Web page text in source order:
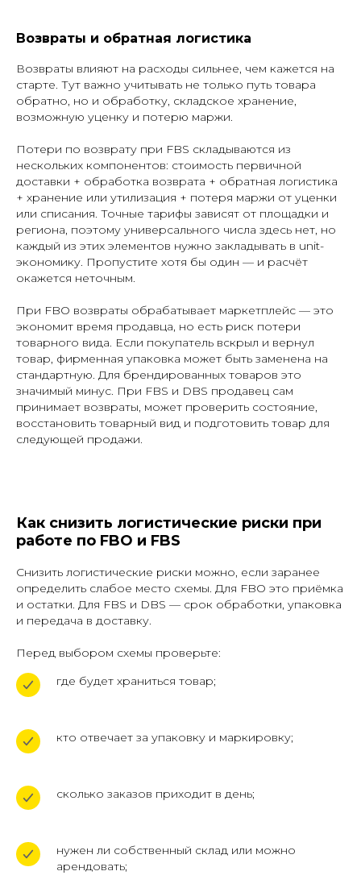
Возвраты и обратная логистика
Возвраты влияют на расходы сильнее, чем кажется на
старте. Тут важно учитывать не только путь товара
обратно, но и обработку, складское хранение,
возможную уценку и потерю маржи.
Потери по возврату при FBS складываются из
нескольких компонентов: стоимость первичной
доставки + обработка возврата + обратная логистика
+ хранение или утилизация + потеря маржи от уценки
или списания. Точные тарифы зависят от площадки и
региона, поэтому универсального числа здесь нет, но
каждый из этих элементов нужно закладывать в unit-
экономику. Пропустите хотя бы один — и расчёт
окажется неточным.
При FBO возвраты обрабатывает маркетплейс — это
экономит время продавца, но есть риск потери
товарного вида. Если покупатель вскрыл и вернул
товар, фирменная упаковка может быть заменена на
стандартную. Для брендированных товаров это
значимый минус. При FBS и DBS продавец сам
принимает возвраты, может проверить состояние,
восстановить товарный вид и подготовить товар для
следующей продажи.
Как снизить логистические риски при
работе по FBO и FBS
Снизить логистические риски можно, если заранее
определить слабое место схемы. Для FBO это приёмка
и остатки. Для FBS и DBS — срок обработки, упаковка
и передача в доставку.
Перед выбором схемы проверьте:
где будет храниться товар;
кто отвечает за упаковку и маркировку;
сколько заказов приходит в день;
нужен ли собственный склад или можно
арендовать;
ОСТАЛИСЬ ВОПРОСЫ?
Вы всегда можете перезвонить
нам по телефону
+7 (961) 526-25-32
+7 (961) 526-25-32